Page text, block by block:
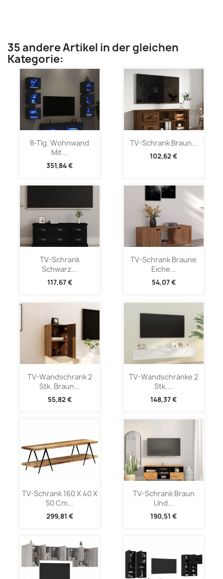
35 andere Artikel in der gleichen
Kategorie:
8-Tlg. Wohnwand
Mit...
351,84 €
TV-Schrank Braun...
102,62 €
TV-Schrank
Schwarz...
117,67 €
TV-Schrank Braune
Eiche...
54,07 €
TV-Wandschrank 2
Stk. Braun...
55,82 €
TV-Wandschränke 2
Stk....
148,37 €
TV-Schrank 160 X 40 X
50 Cm...
299,81 €
TV-Schrank Braun
Und...
190,51 €